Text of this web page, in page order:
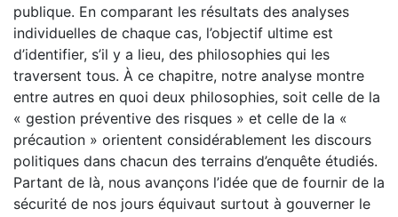
publique. En comparant les résultats des analyses
individuelles de chaque cas, l’objectif ultime est
d’identifier, s’il y a lieu, des philosophies qui les
traversent tous. À ce chapitre, notre analyse montre
entre autres en quoi deux philosophies, soit celle de la
« gestion préventive des risques » et celle de la «
précaution » orientent considérablement les discours
politiques dans chacun des terrains d’enquête étudiés.
Partant de là, nous avançons l’idée que de fournir de la
sécurité de nos jours équivaut surtout à gouverner le